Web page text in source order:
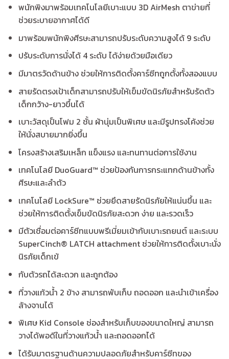
พนักพิงมาพร้อมเทคโนโลยีเบาะแบบ 3D AirMesh ตาข่ายที่
ช่วยระบายอากาศได้ดี
มาพร้อมพนักพิงศีรษะสามารถปรับระดับความสูงได้ 9 ระดับ
ปรับระดับการนั่งได้ 4 ระดับ ได้ง่ายด้วยมือเดียว
มีมาตรวัดด้านข้าง ช่วยให้การติดตั้งคาร์ซีทถูกตั้งทั้งสองแบบ
สายรัดตรงเป้าเด็กสามารถปรับให้เข็มขัดนิรภัยสำหรับรัดตัว
เด็กกว้าง-ยาวขึ้นได้
เบาะวัสดุเป็นโฟม 2 ชั้น ผ้านุ่มเป็นพิเศษ และมีรูปทรงโค้งช่วย
ให้นั่งสบายมากยิ่งขึ้น
โครงสร้างเสริมเหล็ก แข็งแรง และทนทานต่อการใช้งาน
เทคโนโลยี DuoGuard™ ช่วยป้องกันการกระแทกด้านข้างทั้ง
ศีรษะและลำตัว
เทคโนโลยี LockSure™ ช่วยยึดสายรัดนิรภัยให้แน่นขึ้น และ
ช่วยให้การติดตั้งเข็มขัดนิรภัยสะดวก ง่าย และรวดเร็ว
มีตัวเชื่อมต่อคาร์ซีทแบบพรีเมี่ยมเข้ากับเบาะรถยนต์ และระบบ
SuperCinch® LATCH attachment ช่วยให้การติดตั้งเบาะนั่ง
นิรภัยเด็กเข้
กับตัวรถได้สะดวก และถูกต้อง
ที่วางแก้วน้ำ 2 ข้าง สามารถพับเก็บ ถอดออก และนำเข้าเครื่อง
ล้างจานได้
พิเศษ Kid Console ช่องสำหรับเก็บของขนาดใหญ่ สามารถ
วางได้พอดีในที่วางแก้วน้ำ และถอดออกได้
ได้รับมาตรฐานด้านความปลอดภัยสำหรับคาร์ซีทของ